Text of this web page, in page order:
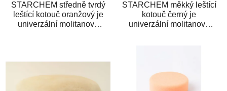
STARCHEM středně tvrdý
leštící kotouč oranžový je
univerzální molitanový
STARCHEM měkký leštící
kotouč černý je
univerzální molitanový